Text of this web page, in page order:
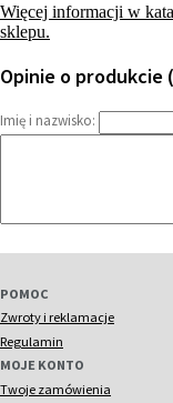
Więcej informacji w
sklepu.
Opinie o produkcie
Imię i nazwisko:
POMOC
Zwroty i reklamacje
Regulamin
MOJE KONTO
Twoje zamówienia